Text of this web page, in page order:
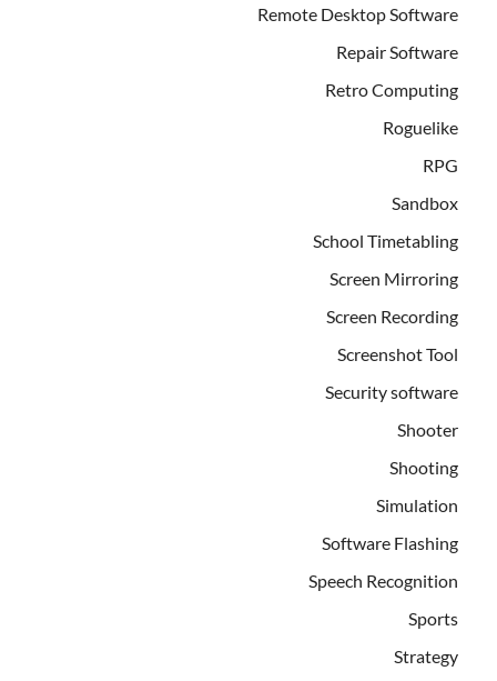
Remote Desktop Software
Repair Software
Retro Computing
Roguelike
RPG
Sandbox
School Timetabling
Screen Mirroring
Screen Recording
Screenshot Tool
Security software
Shooter
Shooting
Simulation
Software Flashing
Speech Recognition
Sports
Strategy